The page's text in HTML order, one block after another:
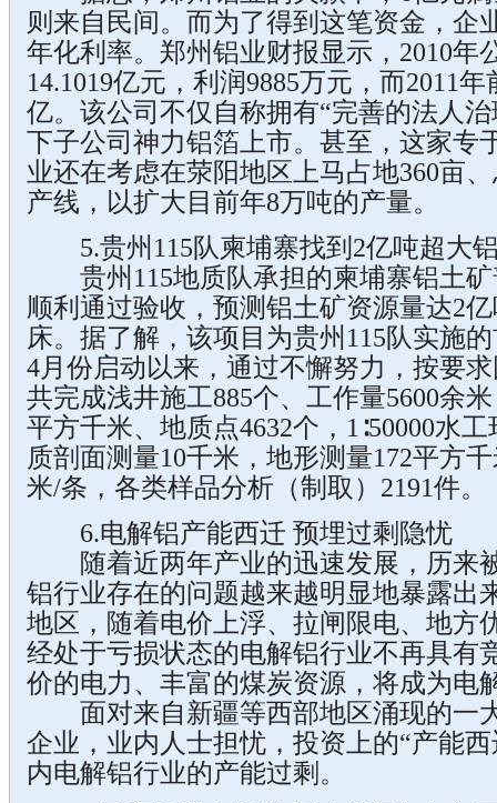
则来自民间。而为了得到这笔资金，企
年化利率。郑州铝业财报显示，2010年
14.1019亿元，利润9885万元，而2011
亿。该公司不仅自称拥有“完善的法人
下子公司神力铝箔上市。甚至，这家专
业还在考虑在荥阳地区上马占地360亩
产线，以扩大目前年8万吨的产量。
5.贵州115队柬埔寨找到2亿吨超大
贵州115地质队承担的柬埔寨铝土矿
顺利通过验收，预测铝土矿资源量达2
床。据了解，该项目为贵州115队实施
4月份启动以来，通过不懈努力，按要
共完成浅井施工885个、工作量5600余米
平方千米、地质点4632个，1∶50000水
质剖面测量10千米，地形测量172平方
米/条，各类样品分析（制取）2191件。
6.电解铝产能西迁 预埋过剩隐忧
随着近两年产业的迅速发展，历来
铝行业存在的问题越来越明显地暴露出
地区，随着电价上浮、拉闸限电、地方
经处于亏损状态的电解铝行业不再具有
价的电力、丰富的煤炭资源，将成为电
面对来自新疆等西部地区涌现的一
企业，业内人士担忧，投资上的“产能
内电解铝行业的产能过剩。